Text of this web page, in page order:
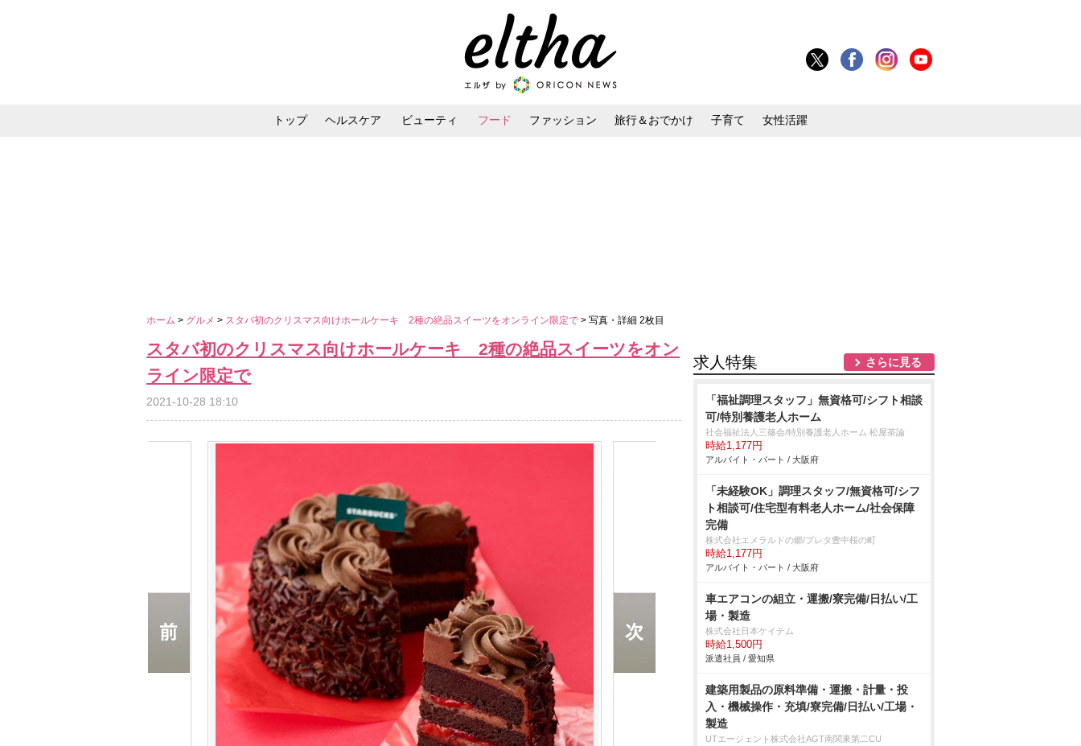
トップ ヘルスケア ビューティ フード ファッション 旅行＆おでかけ 子育て 女性活躍
ホーム > グルメ > スタバ初のクリスマス向けホールケーキ 2種の絶品スイーツをオンライン限定で > 写真・詳細 2枚目
スタバ初のクリスマス向けホールケーキ 2種の絶品スイーツをオン
ライン限定で
2021-10-28 18:10
求人特集 さらに見る
「福祉調理スタッフ」無資格可/シフト相談
可/特別養護老人ホーム
社会福祉法人三篠会/特別養護老人ホーム 松屋茶論
時給1,177円
アルバイト・パート / 大阪府
「未経験OK」調理スタッフ/無資格可/シフ
ト相談可/住宅型有料老人ホーム/社会保障
完備
株式会社エメラルドの郷/プレタ豊中桜の町
時給1,177円
アルバイト・パート / 大阪府
車エアコンの組立・運搬/寮完備/日払い/工
場・製造
株式会社日本ケイテム
時給1,500円
派遣社員 / 愛知県
建築用製品の原料準備・運搬・計量・投
入・機械操作・充填/寮完備/日払い/工場・
製造
UTエージェント株式会社AGT南関東第二CU